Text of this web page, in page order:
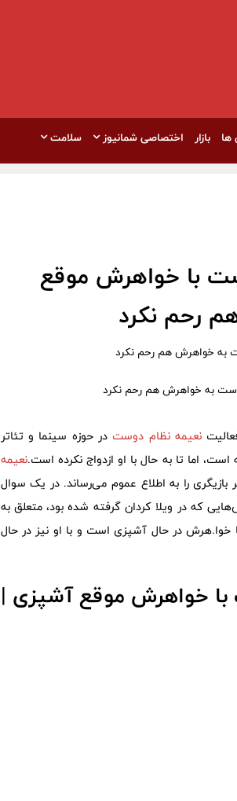
ها بازار اختصاصی شمانیوز سلامت
با خواهرش موقع
رحم نکرد
به خواهرش هم رحم نکرد
نعیمه نظام دوست در حوزه سینما و تئاتر
اما تا به حال با او ازدواج نکرده است.نعیمه
را به اطلاع عموم می‌رساند. در یک سوال
که در ویلا کردان گرفته شده بود، متعلق به
خوا.هرش در حال آشپزی است و با او نیز در حال
با خواهرش موقع آشپزی |